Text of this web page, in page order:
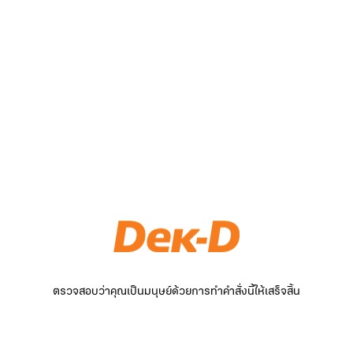
ตรวจสอบว่าคุณเป็นมนุษย์ด้วยการทำคำสั่งนี้ให้เสร็จสิ้น